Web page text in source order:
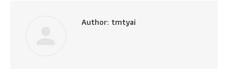
Author: tmtyai